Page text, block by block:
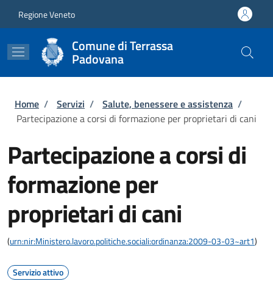
Regione Veneto
Comune di Terrassa
Padovana
Briciole di pane
Home / Servizi / Salute, benessere e assistenza /
Partecipazione a corsi di formazione per proprietari di cani
Partecipazione a corsi di
formazione per
proprietari di cani
(urn:nir:Ministero.lavoro.politiche.sociali:ordinanza:2009-03-03~art1)
Servizio attivo